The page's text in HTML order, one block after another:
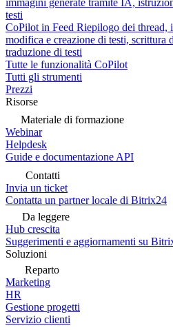
immagini generate tramite IA,
testi
CoPilot in Feed Riepilogo dei thread,
modifica e creazione di testi, scrittura
traduzione di testi
Tutte le funzionalità CoPilot
Tutti gli strumenti
Prezzi
Risorse
Materiale di formazione
Webinar
Helpdesk
Guide e documentazione API
Contatti
Invia un ticket
Contatta un partner locale di Bitrix24
Da leggere
Hub crescita
Suggerimenti e aggiornamenti su
Soluzioni
Reparto
Marketing
HR
Gestione progetti
Servizio clienti